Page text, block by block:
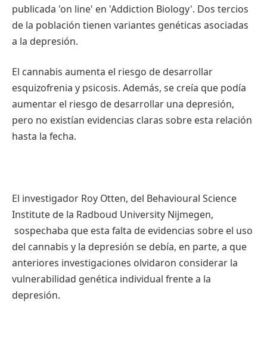
publicada 'on line' en 'Addiction Biology'. Dos tercios
de la población tienen variantes genéticas asociadas
a la depresión.
El cannabis aumenta el riesgo de desarrollar
esquizofrenia y psicosis. Además, se creía que podía
aumentar el riesgo de desarrollar una depresión,
pero no existían evidencias claras sobre esta relación
hasta la fecha.
El investigador Roy Otten, del Behavioural Science
Institute de la Radboud University Nijmegen,
sospechaba que esta falta de evidencias sobre el uso
del cannabis y la depresión se debía, en parte, a que
anteriores investigaciones olvidaron considerar la
vulnerabilidad genética individual frente a la
depresión.